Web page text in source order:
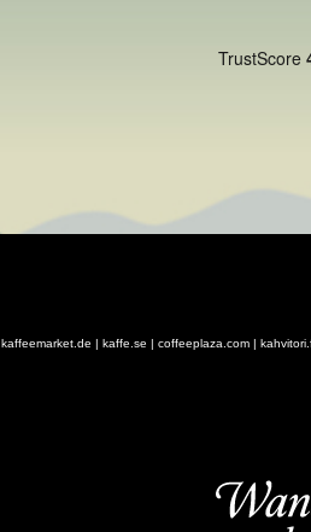
kaffeemarket.de | kaffe.se | coffeeplaza.com |